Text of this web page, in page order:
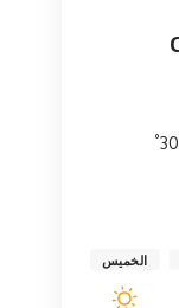
30
°
الخميس